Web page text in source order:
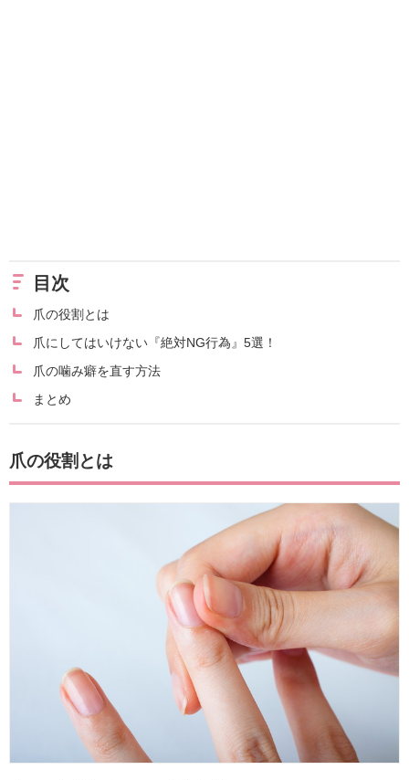
目次
爪の役割とは
爪にしてはいけない『絶対NG行為』5選！
爪の噛み癖を直す方法
まとめ
爪の役割とは